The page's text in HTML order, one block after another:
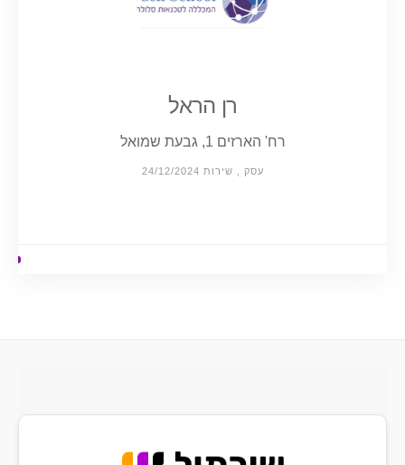
רן הראל
רח' הארזים 1, גבעת שמואל
עסק , שירות 24/12/2024